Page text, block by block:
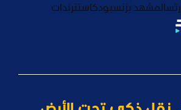
المشهد بزنسبودكاستترندات